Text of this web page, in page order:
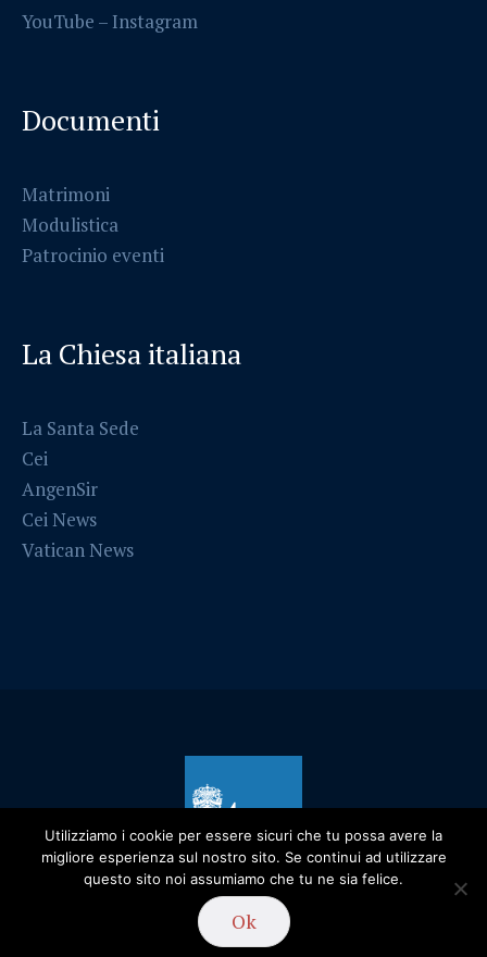
YouTube – Instagram
Documenti
Matrimoni
Modulistica
Patrocinio eventi
La Chiesa italiana
La Santa Sede
Cei
AngenSir
Cei News
Vatican News
/ Diocesi di Alessandria - 2019
Utilizziamo i cookie per essere sicuri che tu possa avere la
migliore esperienza sul nostro sito. Se continui ad utilizzare
questo sito noi assumiamo che tu ne sia felice.
Ok